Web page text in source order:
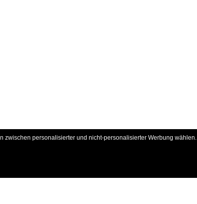
zwischen personalisierter und nicht-personalisierter Werbung wählen.